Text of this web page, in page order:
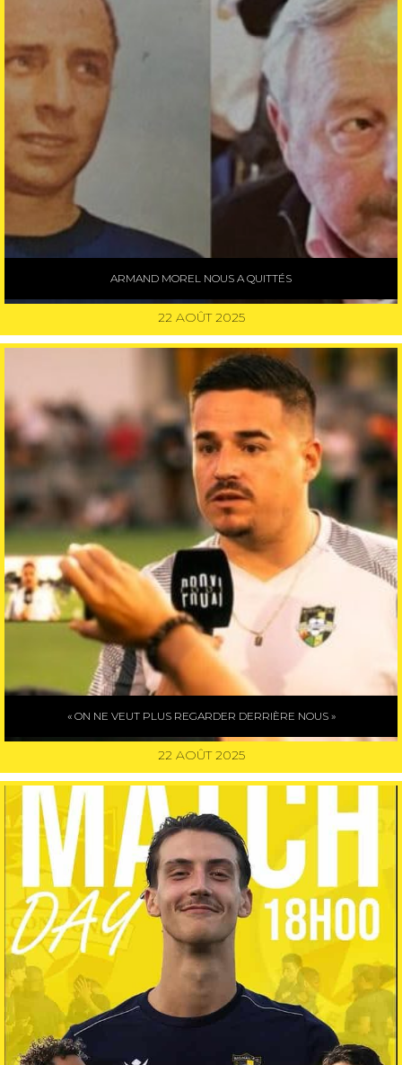
ARMAND MOREL NOUS A QUITTÉS
22 AOÛT 2025
« ON NE VEUT PLUS REGARDER DERRIÈRE NOUS »
22 AOÛT 2025